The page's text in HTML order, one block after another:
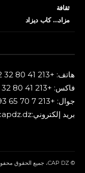
ثقافة
مزاد… كاب ديزاد
هاتف: +213 41 80 32 62
فاكس: +213 41 80 32 63
جوال: +213 7 70 65 93 89
بريد إلكتروني:contact@capdz.dz
© CAP DZ، جميع الحقوق محفوظة